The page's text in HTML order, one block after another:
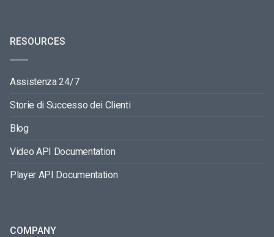
RESOURCES
Assistenza 24/7
Storie di Successo dei Clienti
Blog
Video API Documentation
Player API Documentation
COMPANY